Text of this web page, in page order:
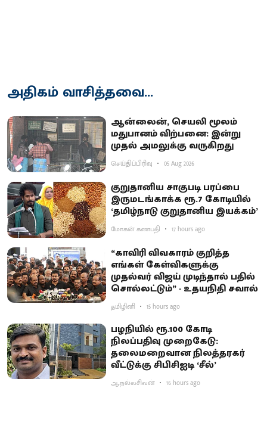
அதிகம் வாசித்தவை...
ஆன்லைன், செயலி மூலம்
மதுபானம் விற்பனை: இன்று
முதல் அமலுக்கு வருகிறது
செய்திப்பிரிவு 05 Aug 2026
குறுதானிய சாகுபடி பரப்பை
இருமடங்காக்க ரூ.7 கோடியில்
‘தமிழ்நாடு குறுதானிய இயக்கம்’
மோகன் கணபதி 17 hours ago
“காவிரி விவகாரம் குறித்த
எங்கள் கேள்விகளுக்கு
முதல்வர் விஜய் முடிந்தால் பதில்
சொல்லட்டும்” - உதயநிதி சவால்
தமிழினி 15 hours ago
பழநியில் ரூ.100 கோடி
நிலப்பதிவு முறைகேடு:
தலைமறைவான நிலத்தரகர்
வீட்டுக்கு சிபிசிஐடி ‘சீல்’
ஆ.நல்லசிவன் 16 hours ago